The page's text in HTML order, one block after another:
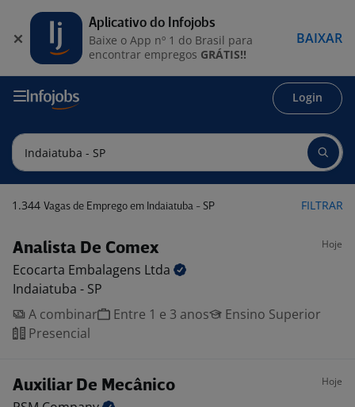
Login
1.344 Vagas de Emprego em Indaiatuba - SP FILTRAR
Analista De Comex Hoje
Ecocarta Embalagens Ltda
Indaiatuba - SP
A combinar
Entre 1 e 3 anos
Ensino Superior
Presencial
Auxiliar De Mecânico Hoje
Aplicativo do Infojobs
Baixe o App nº 1 do Brasil para
encontrar empregos GRÁTIS!!
BAIXAR